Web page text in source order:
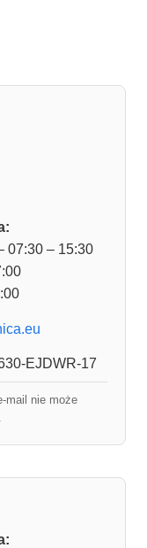
07:30 – 15:30
EJDWR-17
mail nie może